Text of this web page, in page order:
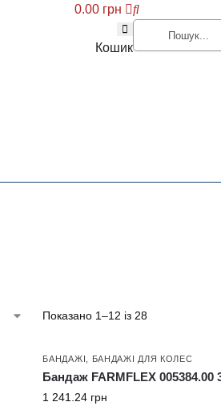
0.00 грн
Кошик
Показано 1–12 із 28
БАНДАЖІ БАНДАЖІ ДЛЯ КОЛЕС
Бандаж FARMFLEX 005384.00
1 241.24 грн